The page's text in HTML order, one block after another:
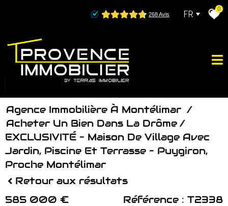
FR 0
Agence Immobilière À Montélimar
Acheter Un Bien Dans La Drôme
EXCLUSIVITÉ – Maison De Village Avec
Jardin, Piscine Et Terrasse – Puygiron,
Proche Montélimar
Retour aux résultats
585 000 €
Référence : T2338